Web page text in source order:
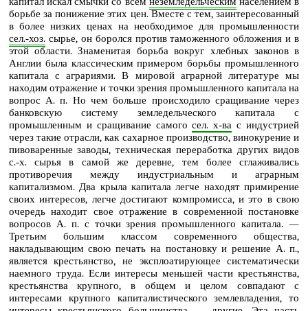
борьбе за понижение этих цен. Вместе с тем, заинтересованный
в более низких ценах на необходимое для промышленности
сел.‑хоз.сырье, он боролся против таможенного обложения и в
этой области. Знаменитая борьба вокруг хлебных законов в
Англии была классическим примером борьбы промышленного
капитала с аграриями. В мировой аграрной литературе мы
находим отражение и точки зрения промышленного капитала на
вопрос А. п. Но чем больше происходило сращивание через
банковскую систему земледельческого капитала с
промышленным и сращивание самогосел. х‑ва с индустрией
через такие отрасли, как сахарное производство, винокурение и
пивоваренные заводы, техническая переработка других видов
с.‑х. сырья в самой же деревне, тем более сглаживались
противоречия между индустриальным и аграрным
капитализмом. Два крыла капитала легче находят примирение
своих интересов, легче достигают компромисса, и это в свою
очередь находит свое отражение в современной постановке
вопросов А. п. с точки зрения промышленного капитала. —
Третьим большим классом современного общества,
накладывающим свою печать на постановку и решение А. п.,
является крестьянство, не эксплоатирующее систематически
наемного труда. Если интересы меньшей части крестьянства,
крестьянства крупного, в общем и целом совпадают с
интересами крупного капиталистического землевладения, то